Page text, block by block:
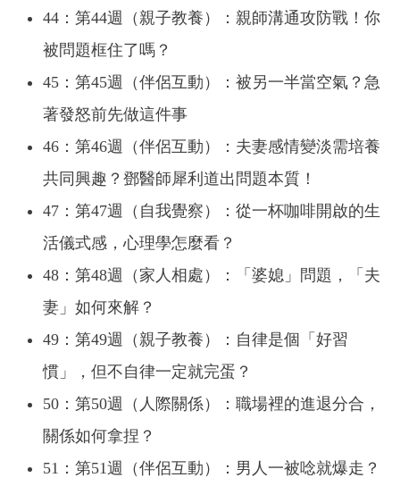
44：第44週（親子教養）：親師溝通攻防戰！你
被問題框住了嗎？
45：第45週（伴侶互動）：被另一半當空氣？急
著發怒前先做這件事
46：第46週（伴侶互動）：夫妻感情變淡需培養
共同興趣？鄧醫師犀利道出問題本質！
47：第47週（自我覺察）：從一杯咖啡開啟的生
活儀式感，心理學怎麼看？
48：第48週（家人相處）：「婆媳」問題，「夫
妻」如何來解？
49：第49週（親子教養）：自律是個「好習
慣」，但不自律一定就完蛋？
50：第50週（人際關係）：職場裡的進退分合，
關係如何拿捏？
51：第51週（伴侶互動）：男人一被唸就爆走？